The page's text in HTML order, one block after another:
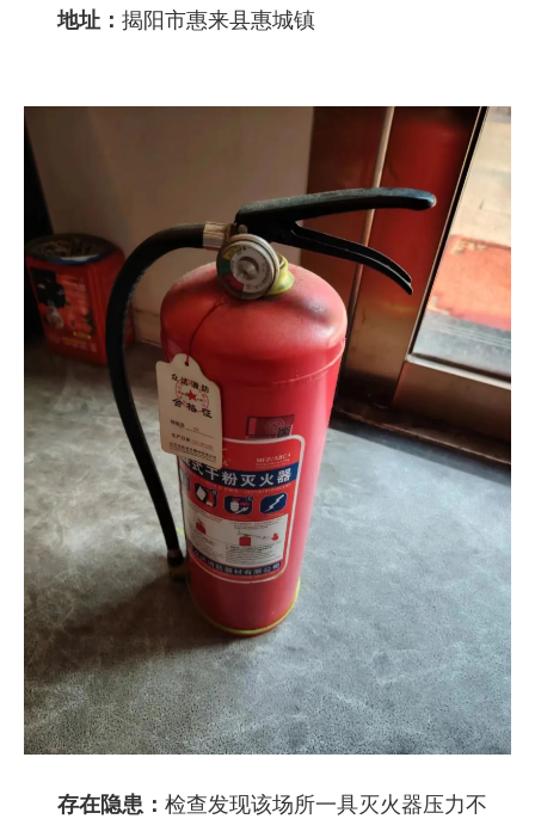
地址： 揭阳市惠来县惠城镇
存在隐患： 检查发现该场所一具灭火器压力不